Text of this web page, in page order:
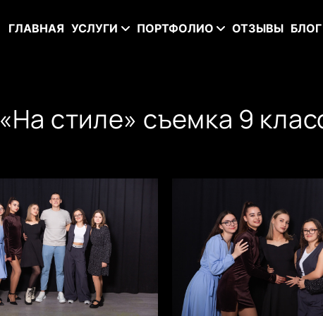
ГЛАВНАЯ УСЛУГИ ПОРТФОЛИО ОТЗЫВЫ БЛОГ
«На стиле» съемка 9